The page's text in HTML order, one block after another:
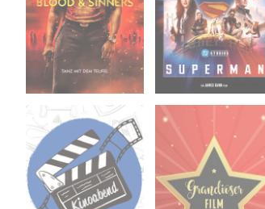
Aula - B 1.14a -
Furtwangen
Aula - B 1.14a -
Furtwangen
Di. 09.06.2026
19:30
Di. 23.06.2026
19:30